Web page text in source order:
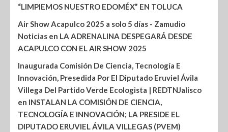
“LIMPIEMOS NUESTRO EDOMÉX” EN TOLUCA
Air Show Acapulco 2025 a solo 5 días - Zamudio
Noticias en LA ADRENALINA DESPEGARÁ DESDE
ACAPULCO CON EL AIR SHOW 2025
Inaugurada Comisión De Ciencia, Tecnología E
Innovación, Presedida Por El Diputado Eruviel Ávila
Villega Del Partido Verde Ecologista | REDTNJalisco
en INSTALAN LA COMISIÓN DE CIENCIA,
TECNOLOGÍA E INNOVACIÓN; LA PRESIDE EL
DIPUTADO ERUVIEL ÁVILA VILLEGAS (PVEM)